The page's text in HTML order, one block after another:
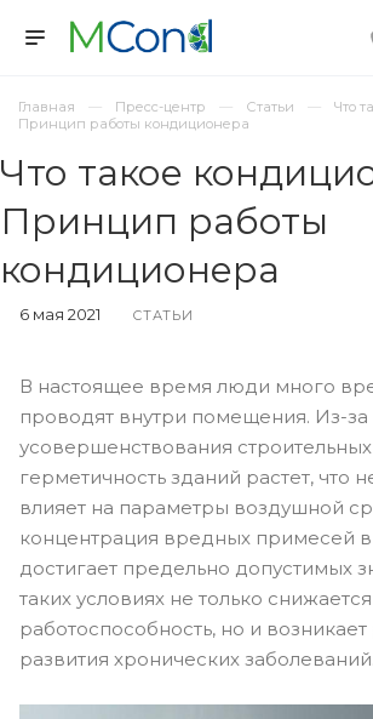
Главная Пресс-центр Статьи
Что
Принцип работы кондиционера
Что такое
Принцип работы
кондиционера
6 мая 2021 СТАТЬИ
В настоящее время люди много
проводят внутри помещения. Из-за
усовершенствования
герметичность зданий растет, что
влияет на параметры воздушной
концентрация вредных примесей в
достигает предельно допустимых
таких условиях не только снижается
работоспособность, но и
развития хронических заболеваний.